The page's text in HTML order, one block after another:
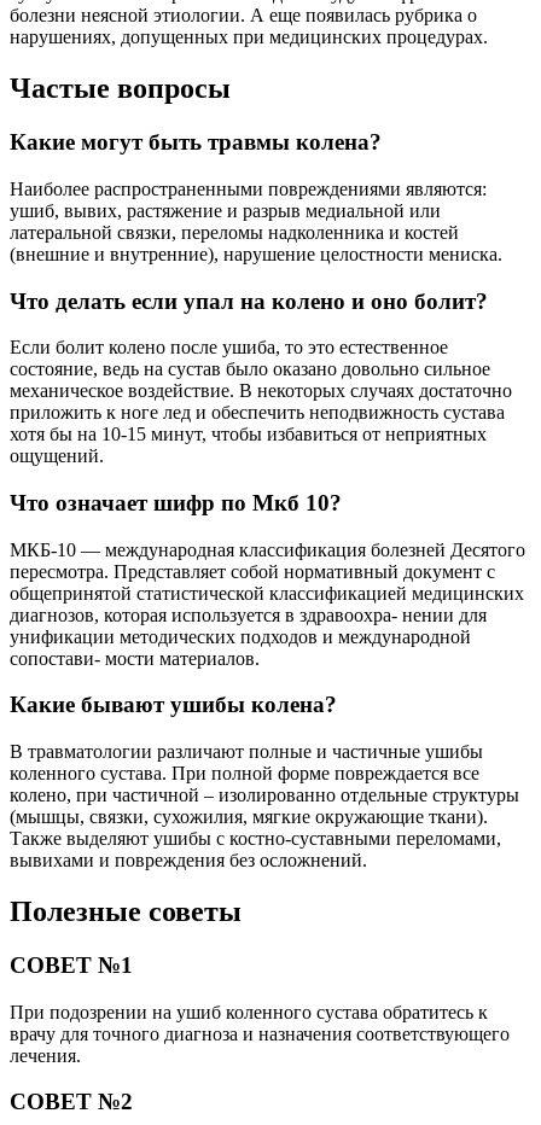
болезни неясной этиологии. А еще появилась рубрика о
нарушениях, допущенных при медицинских процедурах.
Частые вопросы
Какие могут быть травмы колена?
Наиболее распространенными повреждениями являются:
ушиб, вывих, растяжение и разрыв медиальной или
латеральной связки, переломы надколенника и костей
(внешние и внутренние), нарушение целостности мениска.
Что делать если упал на колено и оно болит?
Если болит колено после ушиба, то это естественное
состояние, ведь на сустав было оказано довольно сильное
механическое воздействие. В некоторых случаях достаточно
приложить к ноге лед и обеспечить неподвижность сустава
хотя бы на 10-15 минут, чтобы избавиться от неприятных
ощущений.
Что означает шифр по Мкб 10?
МКБ-10 — международная классификация болезней Десятого
пересмотра. Представляет собой нормативный документ с
общепринятой статистической классификацией медицинских
диагнозов, которая используется в здравоохра- нении для
унификации методических подходов и международной
сопостави- мости материалов.
Какие бывают ушибы колена?
В травматологии различают полные и частичные ушибы
коленного сустава. При полной форме повреждается все
колено, при частичной – изолированно отдельные структуры
(мышцы, связки, сухожилия, мягкие окружающие ткани).
Также выделяют ушибы с костно-суставными переломами,
вывихами и повреждения без осложнений.
Полезные советы
СОВЕТ №1
При подозрении на ушиб коленного сустава обратитесь к
врачу для точного диагноза и назначения соответствующего
лечения.
СОВЕТ №2